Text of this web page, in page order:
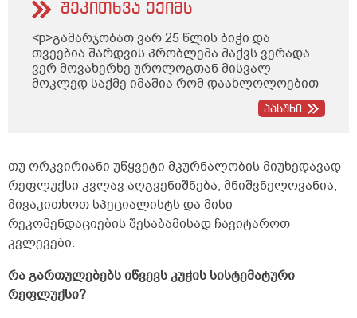
შეკითხვა ექიმს
<p>გამარჯობათ ვარ 25 წლის ბიჭი და
თვეებია შარდვის პრობლემა მაქვს ვერადა
ვერ მოვახერხე უროლოგთან მისვალ
მოკლედ საქმე იმაშია რომ დაახლოლოებით
5 წუთში ზოგჯერ მეტი ადრეც ისევ მინდება
შარდვა ხან ცოტა გადმოდის ხან ბერვი
კონსულტაციაზე მოსვლა ხუთშაბათს ან
პარასკევს მეცლება სად ხართ
ტერიტორიულად ქუთაისში და რა ღირს
თქვენთან კონსულტაცია და ხო ტელეფონის
ნომერი რომ დამიწეროთ თქვენი</p>
პასუხი
თუ ორკვირიანი უწყვეტი მკურნალობის მიუხედავად
რეფლუქსი კვლავ აღგვენიშნება, მნიშვნელოვანია,
მივაკითხოთ სპეციალისტს და მისი
რეკომენდაციების შესაბამისად ჩავიტაროთ
კვლევები.
რა გართულებებს იწვევს კუჭის სისტემატური
რეფლუქსი?